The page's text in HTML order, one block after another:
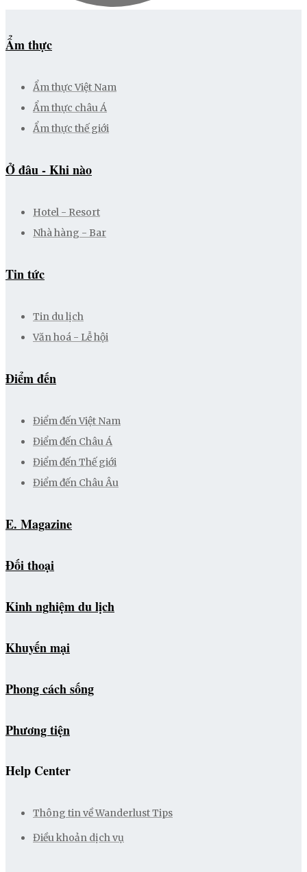
Ẩm thực
Ẩm thực Việt Nam
Ẩm thực châu Á
Ẩm thực thế giới
Ở đâu - Khi nào
Hotel - Resort
Nhà hàng - Bar
Tin tức
Tin du lịch
Văn hoá - Lễ hội
Điểm đến
Điểm đến Việt Nam
Điểm đến Châu Á
Điểm đến Thế giới
Điểm đến Châu Âu
E. Magazine
Đối thoại
Kinh nghiệm du lịch
Khuyến mại
Phong cách sống
Phương tiện
Help Center
Thông tin về Wanderlust Tips
Điều khoản dịch vụ